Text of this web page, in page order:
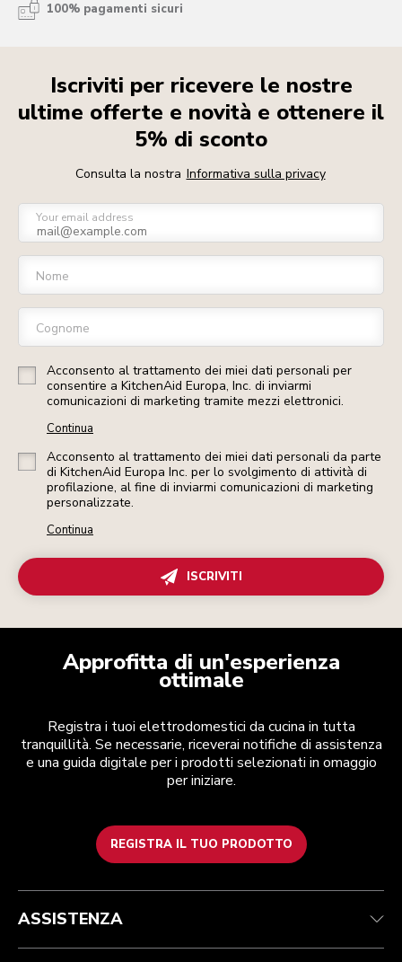
100% pagamenti sicuri
Iscriviti per ricevere le nostre
ultime offerte e novità e ottenere il
5% di sconto
Consulta la nostra Informativa sulla privacy
Your email address
Nome
Cognome
Acconsento al trattamento dei miei dati personali per
consentire a KitchenAid Europa, Inc. di inviarmi
comunicazioni di marketing tramite mezzi elettronici.
Continua
Acconsento al trattamento dei miei dati personali da parte
di KitchenAid Europa Inc. per lo svolgimento di attività di
profilazione, al fine di inviarmi comunicazioni di marketing
personalizzate.
Continua
ISCRIVITI
Approfitta di un'esperienza
ottimale
Registra i tuoi elettrodomestici da cucina in tutta
tranquillità. Se necessarie, riceverai notifiche di assistenza
e una guida digitale per i prodotti selezionati in omaggio
per iniziare.
REGISTRA IL TUO PRODOTTO
Assistenza clienti
Garanzia e documentazione
Contattaci
Termini e condizioni
Resi e rimborsi
Imprint
ODR
Per il marchio
Trova un negozio
ASSISTENZA